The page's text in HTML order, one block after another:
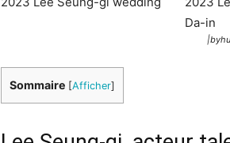
Sommaire [Afficher]